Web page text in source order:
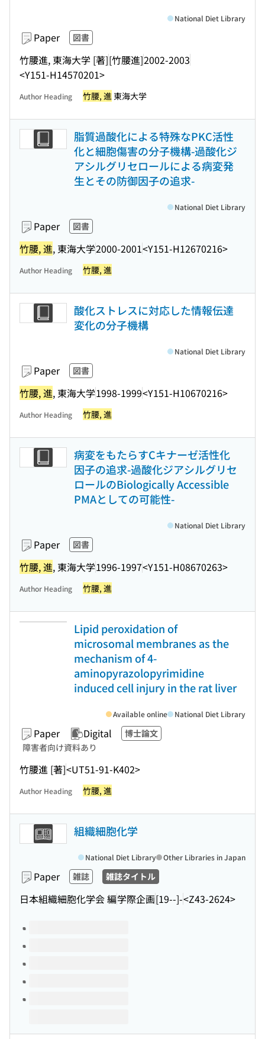
Paper 図書
竹腰進, 東海大学 [著][竹腰進]2002-2003
<Y151-H14570201>
National Diet Library
Author Heading 竹腰, 進 東海大学
脂質過酸化による特殊なPKC活性
化と細胞傷害の分子機構-過酸化ジ
アシルグリセロールによる病変発
生とその防御因子の追求-
Paper 図書
竹腰, 進, 東海大学2000-2001<Y151-H12670216>
National Diet Library
Author Heading 竹腰, 進
酸化ストレスに対応した情報伝達
変化の分子機構
Paper 図書
竹腰, 進, 東海大学1998-1999<Y151-H10670216>
National Diet Library
Author Heading 竹腰, 進
病変をもたらすCキナーゼ活性化
因子の追求-過酸化ジアシルグリセ
ロールのBiologically Accessible
PMAとしての可能性-
Paper 図書
竹腰, 進, 東海大学1996-1997<Y151-H08670263>
National Diet Library
Author Heading 竹腰, 進
Lipid peroxidation of
microsomal membranes as the
mechanism of 4-
aminopyrazolopyrimidine
induced cell injury in the rat liver
Paper Digital
博士論文
障害者向け資料あり
竹腰進 [著]<UT51-91-K402>
Available online National Diet Library
Author Heading 竹腰, 進
組織細胞化学
Paper 雑誌 雑誌タイトル
日本組織細胞化学会 編学際企画[19--]-<Z43-2624>
National Diet Library Other Libraries in Japan
Volumes of this title